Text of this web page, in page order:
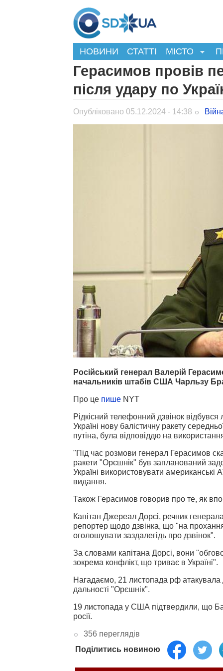
НОВИНИ СТАТТІ МІСТО
Герасимов провів
після удару по
Опубліковано 05.12.2024 - 14:38
Російський генерал Валерій
начальників штабів США Чарльзу
Про це пише NYT
Рідкісний телефонний дзвінок
Україні нову балістичну ракету
путіна, була відповіддю на
"Під час розмови генерал Герасимов
ракети "Орєшнік" був запланований
Україні використовувати
видання.
Також Герасимов говорив про те, як
Капітан Джереал Дорсі, речник
репортер щодо дзвінка, що "на
оголошувати заздалегідь про дзвінок".
За словами капітана Дорсі, вони
зокрема конфлікт, що триває в Україні".
Нагадаємо, 21 листопада рф
дальності "Орєшнік".
19 листопада у США підтвердили, що
росії.
356 переглядів
Поділитись новиною